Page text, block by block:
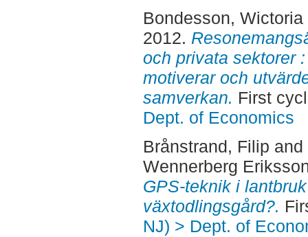
Bondesson, Wictoria
2012.
och privata sektorer
motiverar och
samverkan. First
Dept. of Economics
Brånstrand, Filip and
Wennerberg
GPS-teknik i
växtodlingsgård?.
NJ) > Dept. of